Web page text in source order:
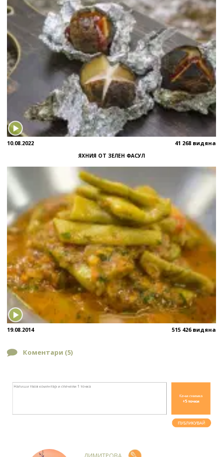
10.08.2022 41 268 видяна
ЯХНИЯ ОТ ЗЕЛЕН ФАСУЛ
19.08.2014 515 426 видяна
Коментари (5)